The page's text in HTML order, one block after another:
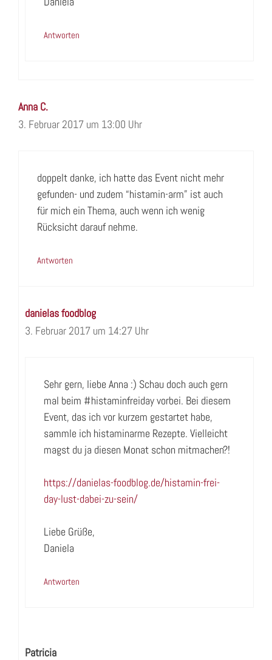
Antworten
Anna C.
3. Februar 2017 um 13:00 Uhr
doppelt danke, ich hatte das Event nicht mehr
gefunden- und zudem “histamin-arm” ist auch
für mich ein Thema, auch wenn ich wenig
Rücksicht darauf nehme.
Antworten
danielas foodblog
3. Februar 2017 um 14:27 Uhr
Sehr gern, liebe Anna :) Schau doch auch gern
mal beim #histaminfreiday vorbei. Bei diesem
Event, das ich vor kurzem gestartet habe,
sammle ich histaminarme Rezepte. Vielleicht
magst du ja diesen Monat schon mitmachen?!
https://danielas-foodblog.de/histamin-frei-
day-lust-dabei-zu-sein/
Liebe Grüße,
Daniela
Antworten
Patricia